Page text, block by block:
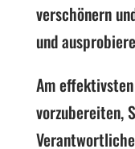
verschönern
und
Am
vorzubereiten,